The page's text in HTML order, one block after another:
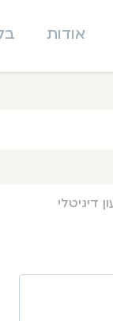
אודות